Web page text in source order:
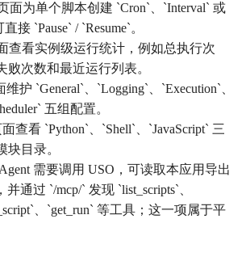
面为单个脚本创建 `Cron`、`Interval` 或
接 `Pause` / `Resume`。
查看实例级运行统计，例如总执行次
败次数和最近运行列表。
护 `General`、`Logging`、`Execution`、
五组配置。
查看 `Python`、`Shell`、`JavaScript` 三
块目录。
需要调用 USO，可读取本应用导出
并通过 `/mcp/` 发现 `list_scripts`、
、`get_run` 等工具；这一项属于平